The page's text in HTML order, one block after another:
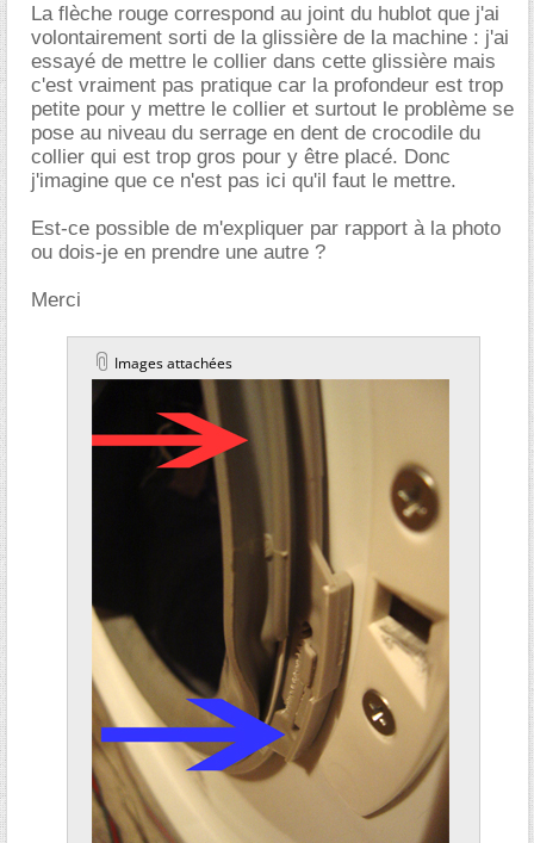
La flèche rouge correspond au joint du hublot que j'ai
volontairement sorti de la glissière de la machine : j'ai
essayé de mettre le collier dans cette glissière mais
c'est vraiment pas pratique car la profondeur est trop
petite pour y mettre le collier et surtout le problème se
pose au niveau du serrage en dent de crocodile du
collier qui est trop gros pour y être placé. Donc
j'imagine que ce n'est pas ici qu'il faut le mettre.
Est-ce possible de m'expliquer par rapport à la photo
ou dois-je en prendre une autre ?
Merci
Images attachées